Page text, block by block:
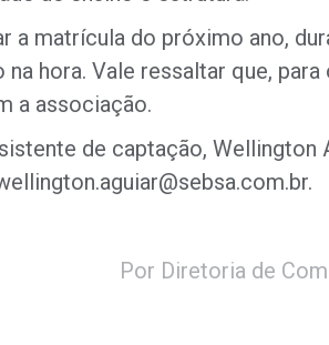
a matrícula do próximo ano,
na hora. Vale ressaltar que,
a associação.
de captação,
Por Diretoria de